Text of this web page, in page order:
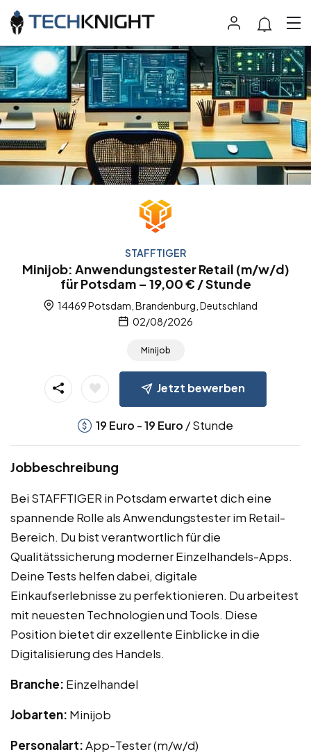
STAFFTIGER
Minijob: Anwendungstester Retail (m/w/d)
für Potsdam – 19,00 € / Stunde
14469 Potsdam, Brandenburg, Deutschland
02/08/2026
Minijob
Jetzt bewerben
19 Euro -19 Euro / Stunde
Jobbeschreibung
Bei STAFFTIGER in Potsdam erwartet dich eine
spannende Rolle als Anwendungstester im Retail-
Bereich. Du bist verantwortlich für die
Qualitätssicherung moderner Einzelhandels-Apps.
Deine Tests helfen dabei, digitale
Einkaufserlebnisse zu perfektionieren. Du arbeitest
mit neuesten Technologien und Tools. Diese
Position bietet dir exzellente Einblicke in die
Digitalisierung des Handels.
Branche: Einzelhandel
Jobarten: Minijob
Personalart:App-Tester (m/w/d)